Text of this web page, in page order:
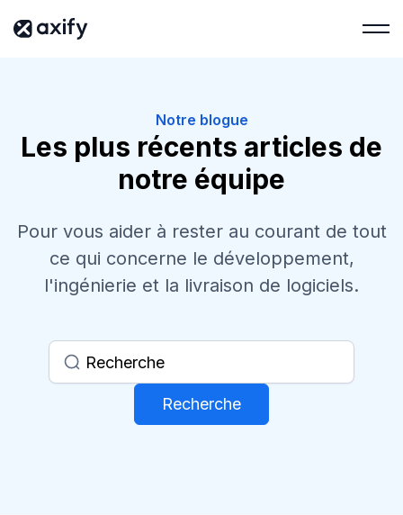
Notre blogue
Les plus récents articles de
notre équipe
Pour vous aider à rester au courant de tout
ce qui concerne le développement,
l'ingénierie et la livraison de logiciels.
Recherche